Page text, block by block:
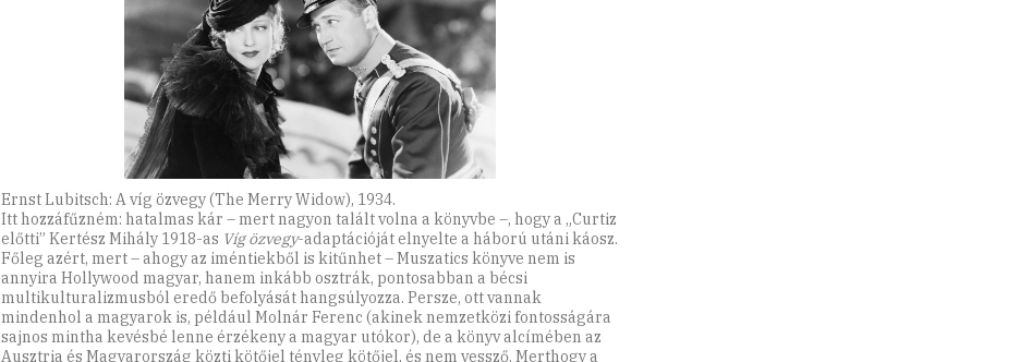
Ernst Lubitsch: A víg özvegy (The Merry Widow), 1934.
Itt hozzáfűzném: hatalmas kár – mert nagyon talált volna a könyvbe –, hogy a „Curtiz
előtti” Kertész Mihály 1918-as Víg özvegy-adaptációját elnyelte a háború utáni káosz.
Főleg azért, mert – ahogy az iméntiekből is kitűnhet – Muszatics könyve nem is
annyira Hollywood magyar, hanem inkább osztrák, pontosabban a bécsi
multikulturalizmusból eredő befolyását hangsúlyozza. Persze, ott vannak
mindenhol a magyarok is, például Molnár Ferenc (akinek nemzetközi fontosságára
sajnos mintha kevésbé lenne érzékeny a magyar utókor), de a könyv alcímében az
Ausztria és Magyarország közti kötőjel tényleg kötőjel, és nem vessző. Merthogy a